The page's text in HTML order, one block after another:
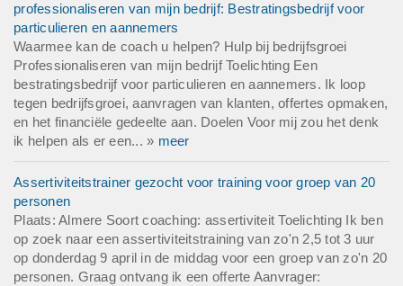
professionaliseren van mijn bedrijf: Bestratingsbedrijf voor
particulieren en aannemers
Waarmee kan de coach u helpen? Hulp bij bedrijfsgroei
Professionaliseren van mijn bedrijf Toelichting Een
bestratingsbedrijf voor particulieren en aannemers. Ik loop
tegen bedrijfsgroei, aanvragen van klanten, offertes opmaken,
en het financiële gedeelte aan. Doelen Voor mij zou het denk
ik helpen als er een... » meer
Assertiviteitstrainer gezocht voor training voor groep van 20
personen
Plaats: Almere Soort coaching: assertiviteit Toelichting Ik ben
op zoek naar een assertiviteitstraining van zo'n 2,5 tot 3 uur
op donderdag 9 april in de middag voor een groep van zo'n 20
personen. Graag ontvang ik een offerte Aanvrager: